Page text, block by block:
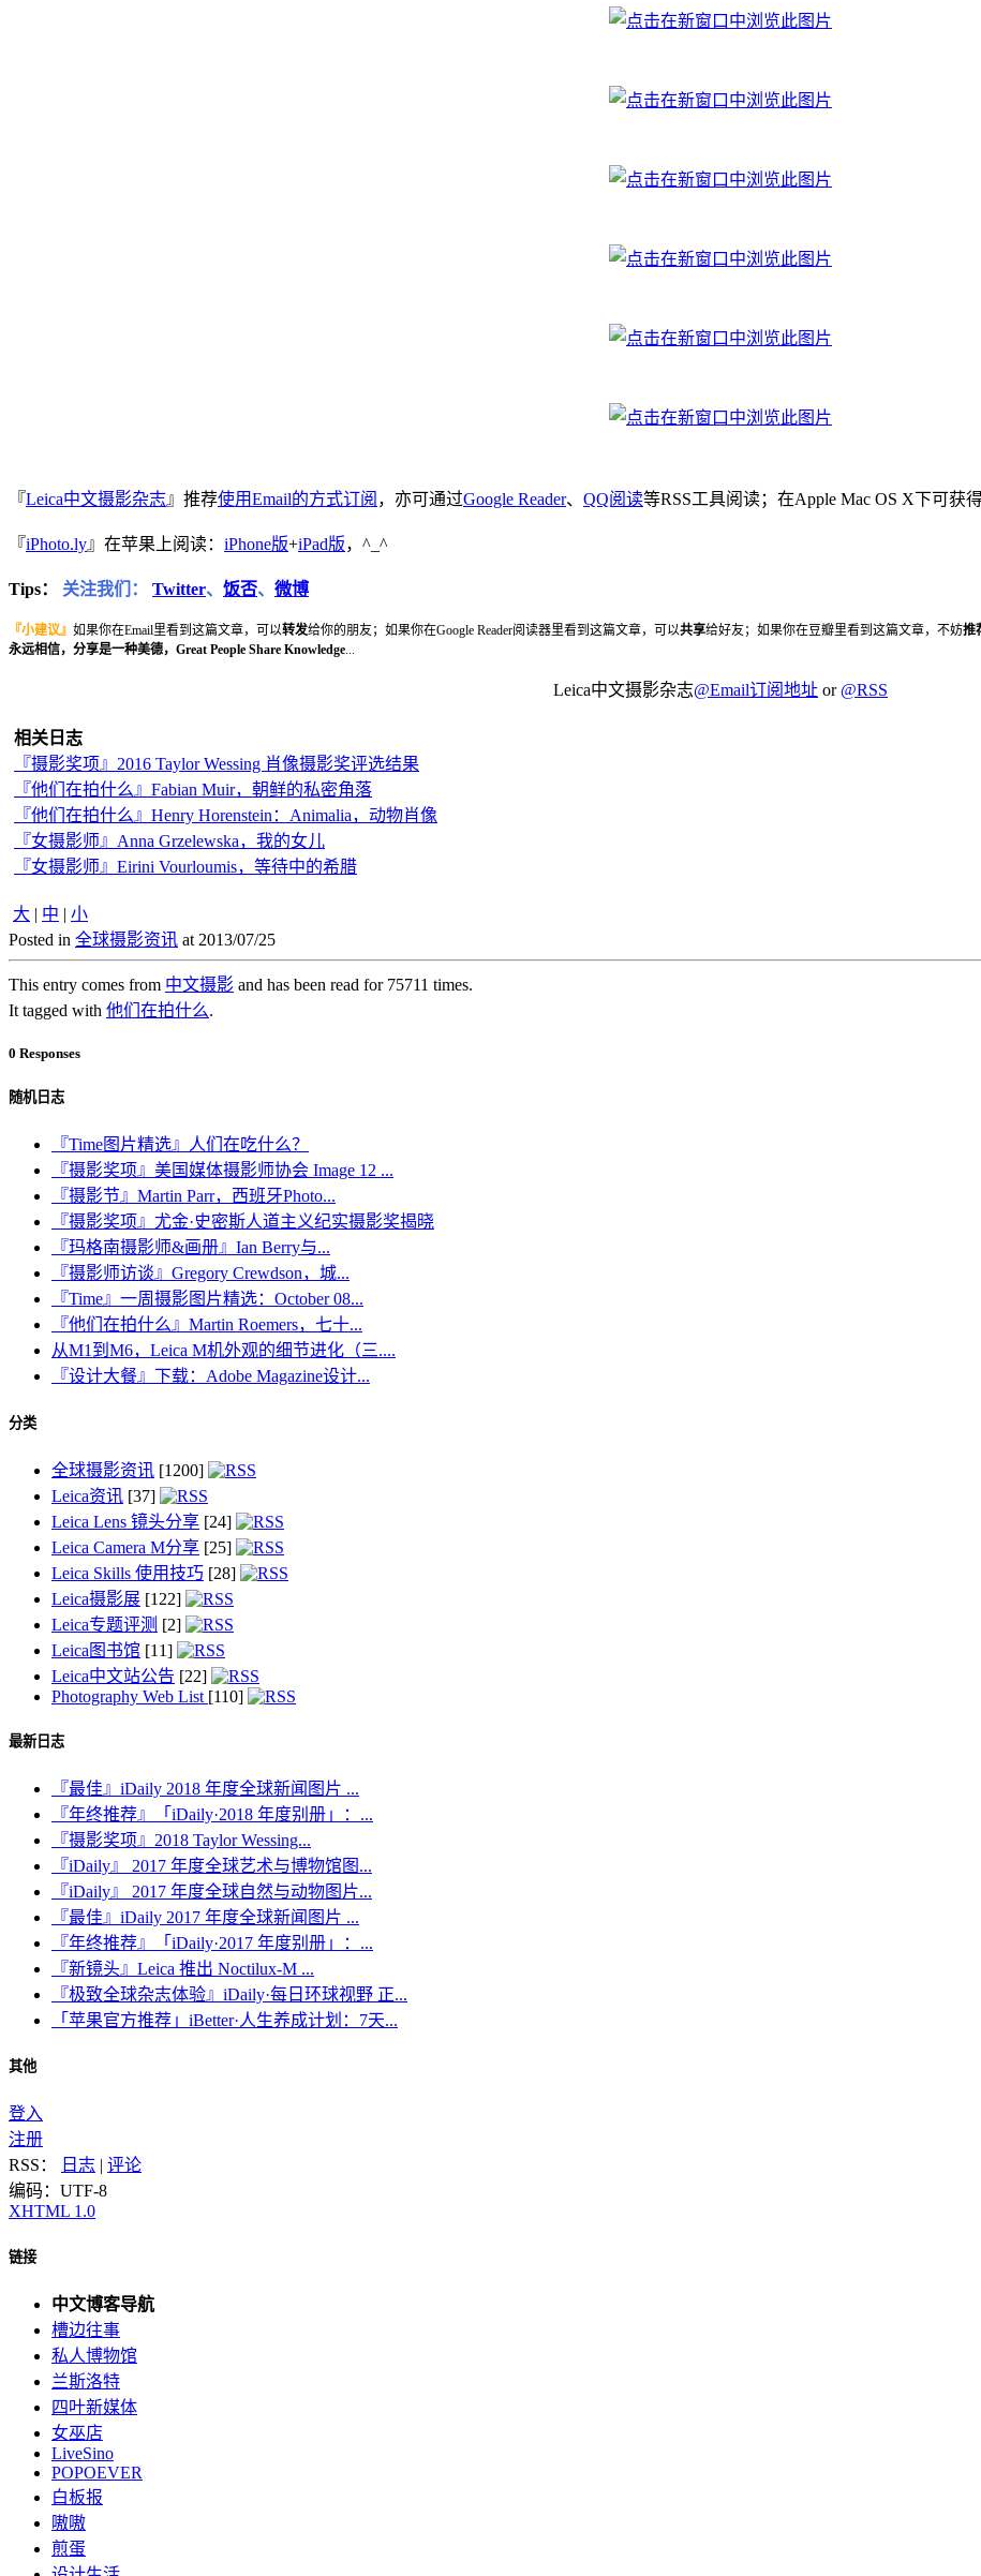
『Leica中文摄影杂志』推荐使用Email的方式订阅 ，亦可通过Google Reader、 QQ阅读等RSS工具阅读；在Apple Mac OS X下可获
『iPhoto.ly』在苹果上阅读： iPhone版+iPad版，^_^
Tips： 关注我们： Twitter、 饭否、 微博
『小建议』 如果你在Email里看到这篇文章，可以转发给你的朋友；如果你在Google Reader阅读器里看到这篇文章，可以共享给好友；如果你在豆瓣里看到这篇文章，不妨推
永远相信，分享是一种美德，Great People Share Knowledge...
Leica中文摄影杂志@Email订阅地址 or @RSS
相关日志
『摄影奖项』2016 Taylor Wessing 肖像摄影奖评选结果
『他们在拍什么』Fabian Muir，朝鲜的私密角落
『他们在拍什么』Henry Horenstein：Animalia，动物肖像
『女摄影师』Anna Grzelewska，我的女儿
『女摄影师』Eirini Vourloumis，等待中的希腊
大 | 中 | 小
Posted in 全球摄影资讯 at 2013/07/25
This entry comes from 中文摄影 and has been read for 75711 times.
It tagged with 他们在拍什么.
0 Responses
随机日志
『Time图片精选』人们在吃什么？
『摄影奖项』美国媒体摄影师协会 Image 12 ...
『摄影节』Martin Parr，西班牙Photo...
『摄影奖项』尤金·史密斯人道主义纪实摄影奖揭晓
『玛格南摄影师&画册』Ian Berry与...
『摄影师访谈』Gregory Crewdson，城...
『Time』一周摄影图片精选：October 08...
『他们在拍什么』Martin Roemers，七十...
从M1到M6，Leica M机外观的细节进化（三....
『设计大餐』下载：Adobe Magazine设计...
分类
全球摄影资讯 [1200]
Leica资讯 [37]
Leica Lens 镜头分享 [24]
Leica Camera M分享 [25]
Leica Skills 使用技巧 [28]
Leica摄影展 [122]
Leica专题评测 [2]
Leica图书馆 [11]
Leica中文站公告 [22]
Photography Web List [110]
最新日志
『最佳』iDaily 2018 年度全球新闻图片 ...
『年终推荐』「iDaily·2018 年度别册」：...
『摄影奖项』2018 Taylor Wessing...
『iDaily』 2017 年度全球艺术与博物馆图...
『iDaily』 2017 年度全球自然与动物图片...
『最佳』iDaily 2017 年度全球新闻图片 ...
『年终推荐』「iDaily·2017 年度别册」：...
『新镜头』Leica 推出 Noctilux-M ...
『极致全球杂志体验』iDaily·每日环球视野 正...
「苹果官方推荐」iBetter·人生养成计划：7天...
其他
登入
注册
RSS：
日志 | 评论
编码：UTF-8
XHTML 1.0
链接
中文博客导航
槽边往事
私人博物馆
兰斯洛特
四叶新媒体
女巫店
LiveSino
POPOEVER
白板报
嗷嗷
煎蛋